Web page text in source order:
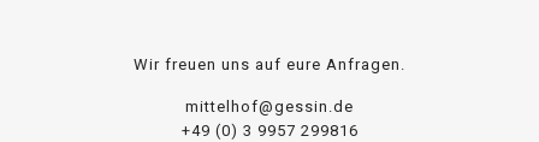
Wir freuen uns auf eure Anfragen.
mittelhof@gessin.de
+49 (0) 3 9957 299816